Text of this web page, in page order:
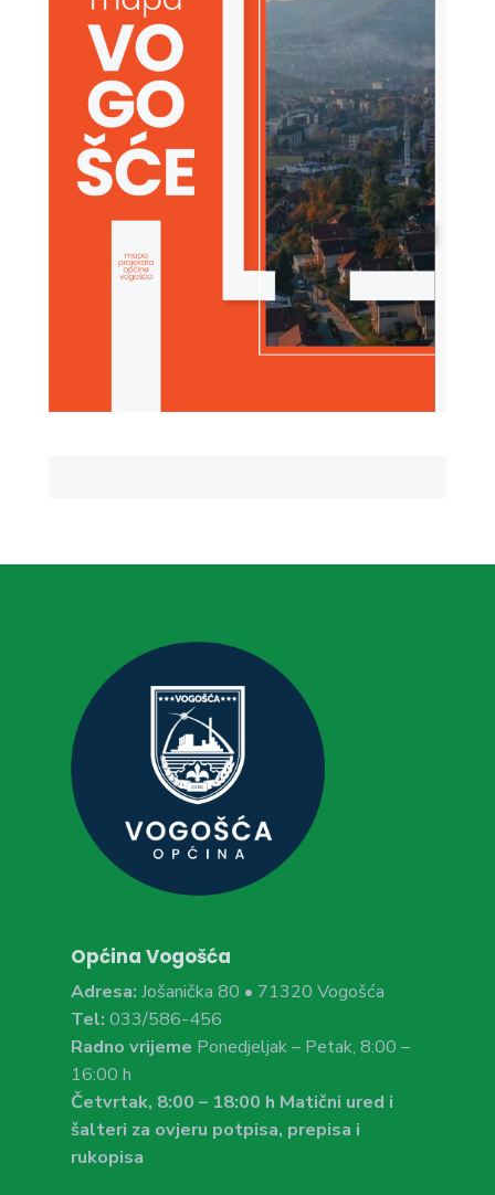
Općina Vogošća
Adresa: Jošanička 80 • 71320 Vogošća
Tel: 033/586-456
Radno vrijeme Ponedjeljak – Petak, 8:00 –
16:00 h
Četvrtak, 8:00 – 18:00 h Matični ured i
šalteri za ovjeru potpisa, prepisa i
rukopisa